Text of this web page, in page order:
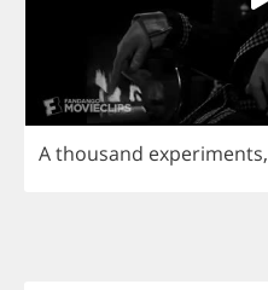
Athousand experiments,